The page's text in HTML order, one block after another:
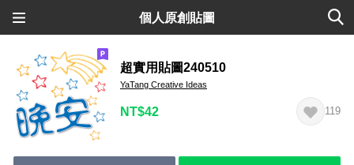
個人原創貼圖
超實用貼圖240510
YaTang Creative Ideas
NT$42 119